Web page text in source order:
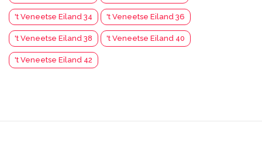
't Veneetse Eiland 34 't Veneetse Eiland 36
't Veneetse Eiland 38 't Veneetse Eiland 40
't Veneetse Eiland 42